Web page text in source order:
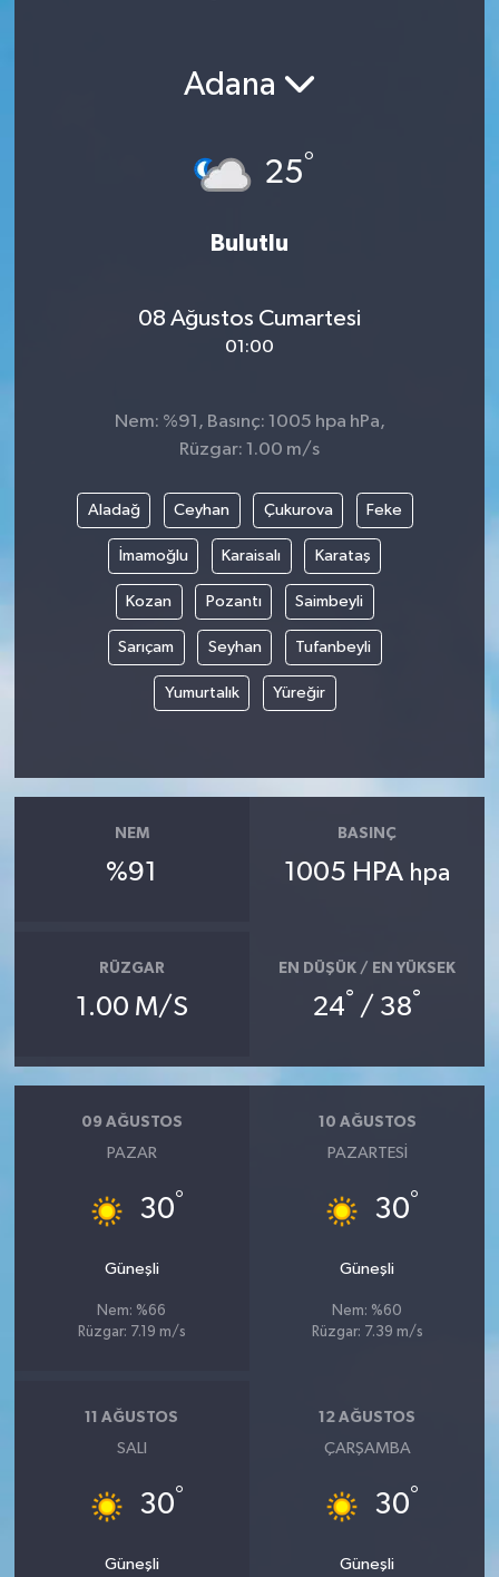
Adana
25°
Bulutlu
08 Ağustos Cumartesi
01:00
Nem: %91, Basınç: 1005 hpa hPa,
Rüzgar: 1.00 m/s
Aladağ Ceyhan Çukurova Feke
İmamoğlu Karaisalı Karataş
Kozan Pozantı Saimbeyli
Sarıçam Seyhan Tufanbeyli
Yumurtalık Yüreğir
NEM
%91
BASINÇ
1005 HPA hpa
RÜZGAR
1.00 M/S
EN DÜŞÜK / EN YÜKSEK
24° / 38°
09 AĞUSTOS
PAZAR
30°
Güneşli
Nem: %66
Rüzgar: 7.19 m/s
10 AĞUSTOS
PAZARTESI
30°
Güneşli
Nem: %60
Rüzgar: 7.39 m/s
11 AĞUSTOS
SALI
30°
Güneşli
12 AĞUSTOS
ÇARŞAMBA
30°
Güneşli